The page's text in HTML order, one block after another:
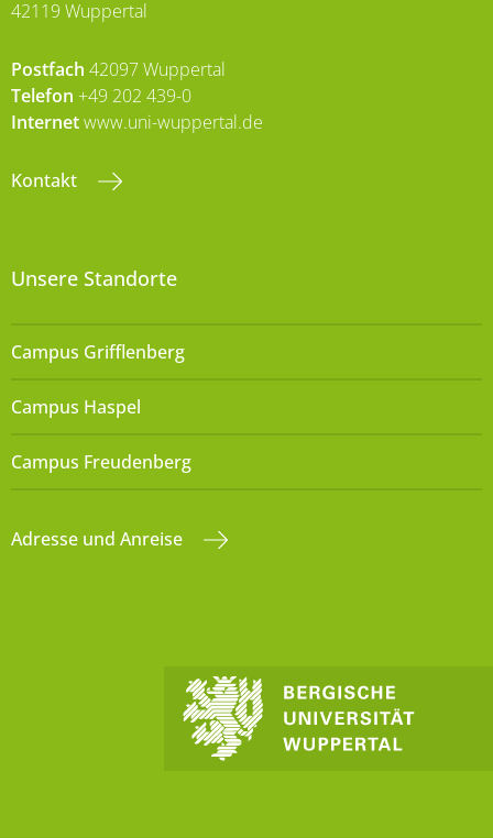
42119 Wuppertal
Postfach 42097 Wuppertal
Telefon +49 202 439-0
Internetwww.uni-wuppertal.de
Kontakt
Unsere Standorte
Campus Grifflenberg
Campus Haspel
Campus Freudenberg
Adresse und Anreise